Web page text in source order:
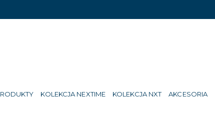
KOLEKCJA NEXTIME KOLEKCJA NXT AKCESORIA